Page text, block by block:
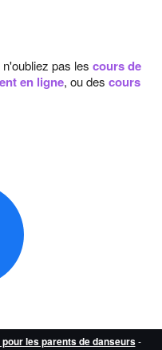
pas les cours de
en ligne, ou des cours
les parents de danseurs-